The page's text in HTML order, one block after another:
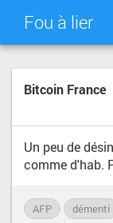
Fou à lier
NUAGE DE
Bitcoin France
Un peu de
comme d'hab.
AFP démenti